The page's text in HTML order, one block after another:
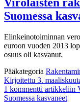
Virolaisten
Suomessa
Elinkeinotoiminnan
euroon vuoden 2013
osuus oli kasvanut.
Pääkategoria
Kirjoitettu 3.
1 kommentti artikkeliin
Suomessa kasvaneet